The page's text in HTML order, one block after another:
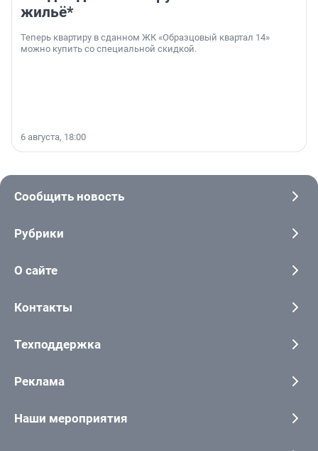
жильё*
Теперь квартиру в сданном ЖК «Образцовый квартал 14»
можно купить со специальной скидкой.
6 августа, 18:00
Сообщить новость
Рубрики
О сайте
Контакты
Техподдержка
Реклама
Наши мероприятия